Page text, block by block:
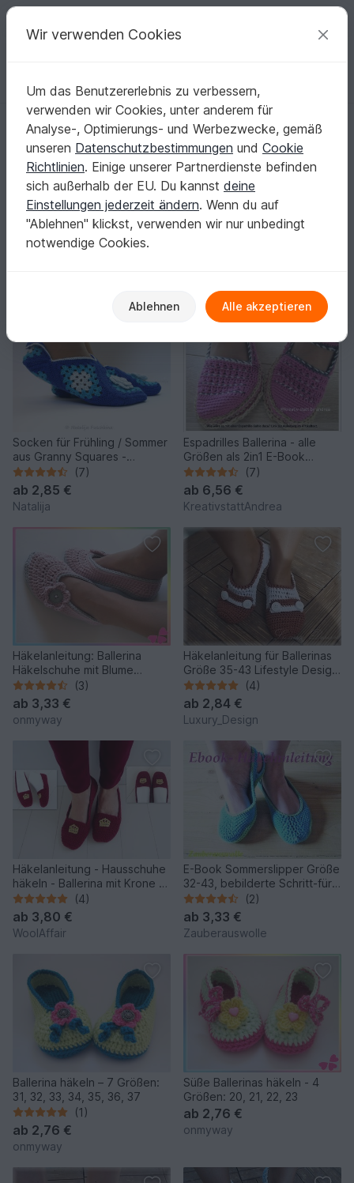
Deine kreativen Ideen
Deutsch | € (EUR) einloggen Kostenlos registrieren
Startseite Häkeln Kinder Ballerinas
Kinder-Ballerinas häkeln: Saubere Ferse,
stabiler Spann, rutschfeste Sohle
Wenn du Wert auf Halt legst, zählt jedes Detail: festes
Maschenbild, sauber geformte Ferse und ein stabiler
Spannabschluss.Mehr anzeigen
Weitere Kleidung
Socken für Frühling / Sommer
aus Granny Squares -
Häkelanleitung
(7)
ab 2,85 €
Natalija
Espadrilles Ballerina - alle
Größen als 2in1 E-Book
Anleitung
(7)
ab 6,56 €
KreativstattAndrea
Häkelanleitung: Ballerina
Häkelschuhe mit Blume
(Größen 36 bis 43)
(3)
ab 3,33 €
onmyway
Häkelanleitung für Ballerinas
Größe 35-43 Lifestyle Design
No.3
(4)
ab 2,84 €
Luxury_Design
Häkelanleitung - Hausschuhe
häkeln - Ballerina mit Krone -
No.103
(4)
ab 3,80 €
WoolAffair
E-Book Sommerslipper Größe
32-43, bebilderte Schritt-für
Schritt Häkelanleitung
(2)
ab 3,33 €
Zauberauswolle
Ballerina häkeln – 7 Größen:
31, 32, 33, 34, 35, 36, 37
(1)
ab 2,76 €
onmyway
Süße Ballerinas häkeln - 4
Größen: 20, 21, 22, 23
ab 2,76 €
onmyway
Wir verwenden Cookies
Um das Benutzererlebnis zu verbessern,
verwenden wir Cookies, unter anderem für
Analyse-, Optimierungs- und Werbezwecke, gemäß
unseren Datenschutzbestimmungen und Cookie
Richtlinien. Einige unserer Partnerdienste befinden
sich außerhalb der EU. Du kannst deine
Einstellungen jederzeit ändern. Wenn du auf
"Ablehnen" klickst, verwenden wir nur unbedingt
notwendige Cookies.
Ablehnen Alle akzeptieren